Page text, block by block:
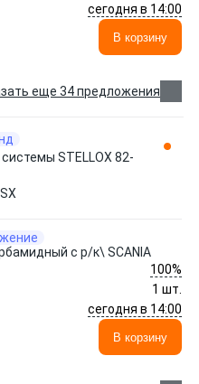
сегодня в 14:00
В корзину
еще 34 предложения
STELLOX 82-
с р/к\ SCANIA
100%
1 шт.
сегодня в 14:00
В корзину